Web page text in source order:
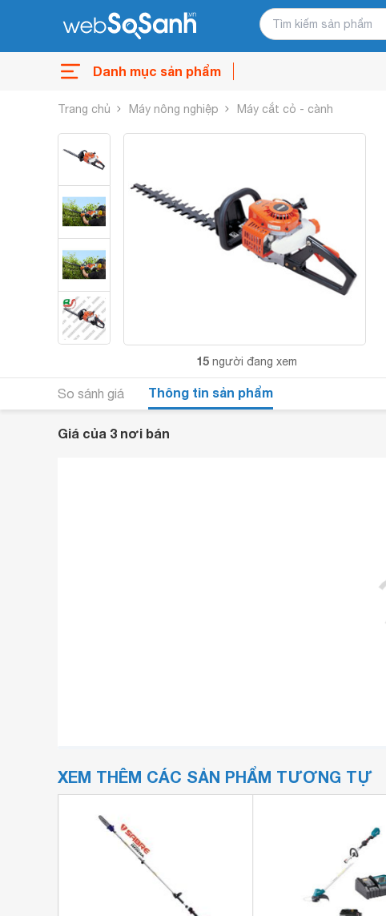
Danh mục sản phẩm
Trang chủ Máy nông nghiệp Máy cắt cỏ - cành
15 người đang xem
So sánh giá Thông tin sản phẩm
Giá của 3 nơi bán
XEM THÊM CÁC SẢN PHẨM TƯƠNG TỰ